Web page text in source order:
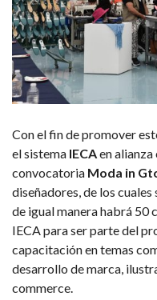
Con el fin de promover
el sistema IECAen alianza
convocatoria Moda in
diseñadores, de los
de igual manera habrá 50
IECA para ser parte del
capacitación en temas
desarrollo de marca,
commerce.